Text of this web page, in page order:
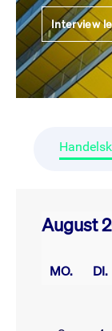
Interview
August
MO. DI.